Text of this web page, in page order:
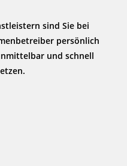
sind Sie bei
persönlich
und schnell